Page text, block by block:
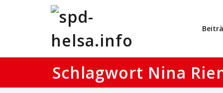
Schlagwort Nina